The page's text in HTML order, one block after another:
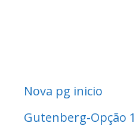
Nova pg inicio
Gutenberg-Opção 1